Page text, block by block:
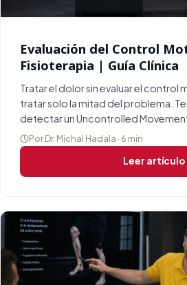
Evaluación del Control
Fisioterapia | Guía Clínica
Tratar el dolor sin evaluar el control
tratar solo la mitad del problema.
detectar un Uncontrolled Movement
sin equipamiento especial.
Por Dr. Michal Hadala · 6 min
Leer artículo